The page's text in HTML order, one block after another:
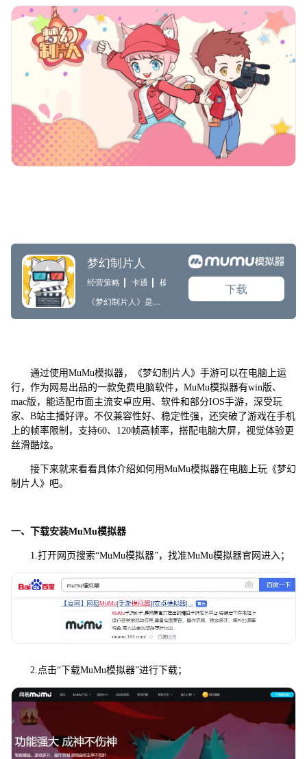
通过使用MuMu模拟器，《梦幻制片人》手游可以在电脑上运
行，作为网易出品的一款免费电脑软件，MuMu模拟器有win版、
mac版，能适配市面主流安卓应用、软件和部分IOS手游，深受玩
家、B站主播好评。不仅兼容性好、稳定性强，还突破了游戏在手机
上的帧率限制，支持60、120帧高帧率，搭配电脑大屏，视觉体验更
丝滑酷炫。
接下来就来看看具体介绍如何用MuMu模拟器在电脑上玩《梦幻
制片人》吧。
一、下载安装MuMu模拟器
1.打开网页搜索“MuMu模拟器”，找准MuMu模拟器官网进入；
2.点击“下载MuMu模拟器”进行下载；